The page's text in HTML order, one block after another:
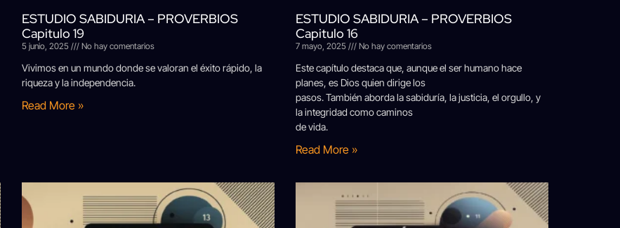
ESTUDIO SABIDURIA – PROVERBIOS
Capitulo 19
5 junio, 2025 No hay comentarios
Vivimos en un mundo donde se valoran el éxito rápido, la
riqueza y la independencia.
Read More »
ESTUDIO SABIDURIA – PROVERBIOS
Capitulo 16
7 mayo, 2025 No hay comentarios
Este capítulo destaca que, aunque el ser humano hace
planes, es Dios quien dirige los
pasos. También aborda la sabiduría, la justicia, el orgullo, y
la integridad como caminos
de vida.
Read More »